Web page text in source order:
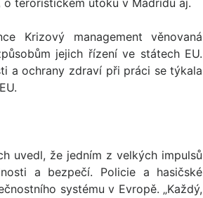
teroristickém útoku v Madridu aj.
Krizový management věnovaná
jejich řízení ve státech EU.
a ochrany zdraví při práci se týkala
uvedl, že jedním z velkých impulsů
a bezpečí. Policie a hasičské
systému v Evropě. „Každý,